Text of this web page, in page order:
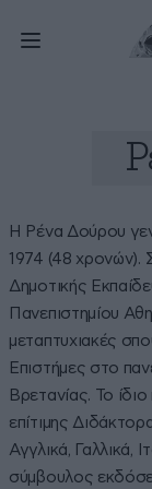
Η Ρένα Δούρου
1974 (48 χρονών).
Δημοτικής
Πανεπιστημίου
μεταπτυχιακές
Επιστήμες στο
Βρετανίας. Το
επίτιμης
Αγγλικά, Γαλλικά,
σύμβουλος